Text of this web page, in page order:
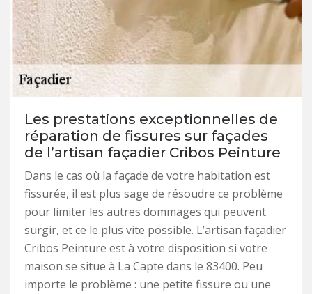
Les prestations exceptionnelles de
réparation de fissures sur façades
de l’artisan façadier Cribos Peinture
Dans le cas où la façade de votre habitation est
fissurée, il est plus sage de résoudre ce problème
pour limiter les autres dommages qui peuvent
surgir, et ce le plus vite possible. L’artisan façadier
Cribos Peinture est à votre disposition si votre
maison se situe à La Capte dans le 83400. Peu
importe le problème : une petite fissure ou une